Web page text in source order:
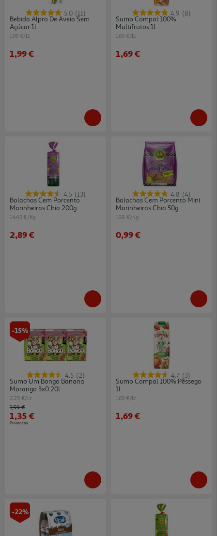
5.0 (11)
Bebida Alpro De Aveia Sem
Açúcar 1l
1.99 €/Lt
1,99 €
4.9 (8)
Sumo Compal 100%
Multifrutos 1l
1.69 €/Lt
1,69 €
4.5 (13)
Bolachas Cem Porcento
Marinheiras Chia 200g
14.45 €/Kg
2,89 €
4.8 (4)
Bolachas Cem Porcento Mini
Marinheiras Chia 50g
19.8 €/Kg
0,99 €
-15%
4.5 (2)
Sumo Um Bongo Banana
Morango 3x0.20l
2.25 €/Lt
Price reduced from
1,59 €to
1,35 €
Promoção
4.7 (3)
Sumo Compal 100% Pêssego
1l
1.69 €/Lt
1,69 €
-22%